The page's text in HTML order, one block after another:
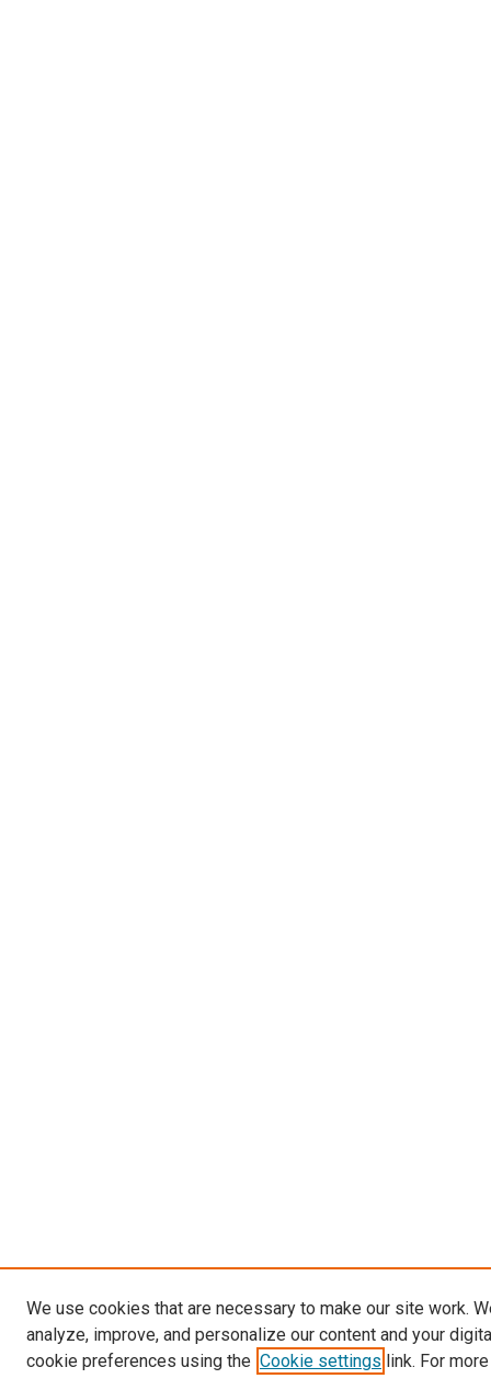
We use cookies that are necessary to make our site work.
analyze, improve, and personalize our content and your
cookie preferences using the Cookie settings link. For